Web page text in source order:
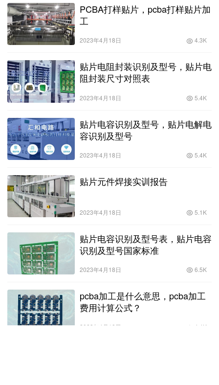
PCBA打样贴片，pcba打样贴片加
工
2023年4月18日 4.3K
贴片电阻封装识别及型号，贴片电
阻封装尺寸对照表
2023年4月18日 5.4K
贴片电容识别及型号，贴片电解电
容识别及型号
2023年4月18日 5.4K
贴片元件焊接实训报告
2023年4月18日 5.1K
贴片电容识别及型号表，贴片电容
识别及型号国家标准
2023年4月18日 6.5K
pcba加工是什么意思，pcba加工
费用计算公式？
2023年4月18日 4.4K